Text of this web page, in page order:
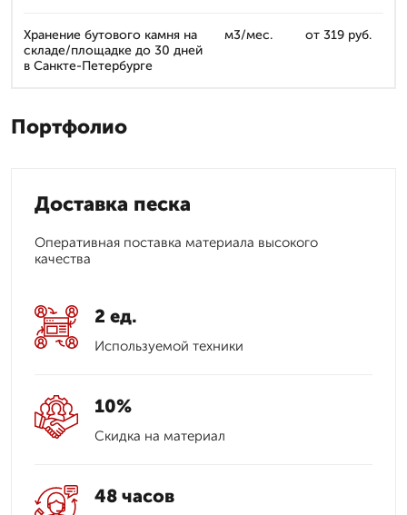
Хранение бутового камня на
складе/площадке до 30 дней
в Санкте-Петербурге
м3/мес. от 319 руб.
Портфолио
Доставка песка
Оперативная поставка материала высокого
качества
2 ед.
Используемой техники
10%
Скидка на материал
48 часов